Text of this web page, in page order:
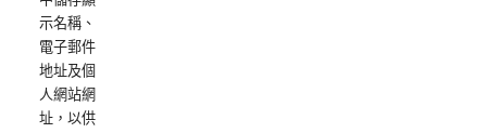
示名稱、
電子郵件
地址及個
人網站網
址，以供